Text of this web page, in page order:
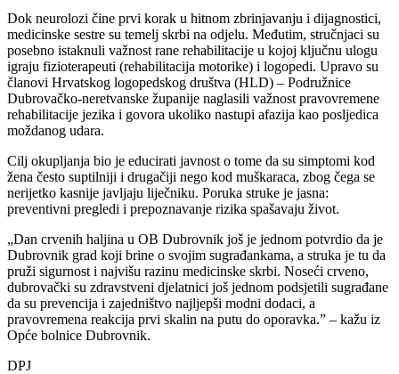
Dok neurolozi čine prvi korak u hitnom zbrinjavanju i dijagnostici,
medicinske sestre su temelj skrbi na odjelu. Međutim, stručnjaci su
posebno istaknuli važnost rane rehabilitacije u kojoj ključnu ulogu
igraju fizioterapeuti (rehabilitacija motorike) i logopedi. Upravo su
članovi Hrvatskog logopedskog društva (HLD) – Podružnice
Dubrovačko-neretvanske županije naglasili važnost pravovremene
rehabilitacije jezika i govora ukoliko nastupi afazija kao posljedica
moždanog udara.
Cilj okupljanja bio je educirati javnost o tome da su simptomi kod
žena često suptilniji i drugačiji nego kod muškaraca, zbog čega se
nerijetko kasnije javljaju liječniku. Poruka struke je jasna:
preventivni pregledi i prepoznavanje rizika spašavaju život.
„Dan crvenih haljina u OB Dubrovnik još je jednom potvrdio da je
Dubrovnik grad koji brine o svojim sugrađankama, a struka je tu da
pruži sigurnost i najvišu razinu medicinske skrbi. Noseći crveno,
dubrovački su zdravstveni djelatnici još jednom podsjetili sugrađane
da su prevencija i zajedništvo najljepši modni dodaci, a
pravovremena reakcija prvi skalin na putu do oporavka.” – kažu iz
Opće bolnice Dubrovnik.
DPJ